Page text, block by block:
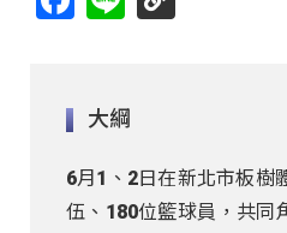
大綱
6月1、2日在新北市板樹
伍、180位籃球員，共同